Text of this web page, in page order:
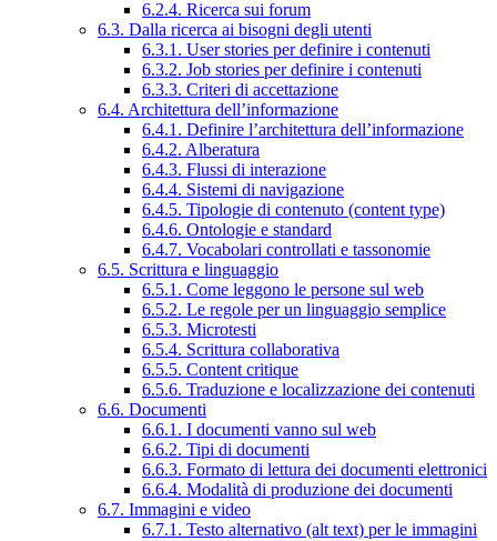
6.2.4. Ricerca sui forum
6.3. Dalla ricerca ai bisogni degli utenti
6.3.1. User stories per definire i contenuti
6.3.2. Job stories per definire i contenuti
6.3.3. Criteri di accettazione
6.4. Architettura dell’informazione
6.4.1. Definire l’architettura dell’informazione
6.4.2. Alberatura
6.4.3. Flussi di interazione
6.4.4. Sistemi di navigazione
6.4.5. Tipologie di contenuto (content type)
6.4.6. Ontologie e standard
6.4.7. Vocabolari controllati e tassonomie
6.5. Scrittura e linguaggio
6.5.1. Come leggono le persone sul web
6.5.2. Le regole per un linguaggio semplice
6.5.3. Microtesti
6.5.4. Scrittura collaborativa
6.5.5. Content critique
6.5.6. Traduzione e localizzazione dei contenuti
6.6. Documenti
6.6.1. I documenti vanno sul web
6.6.2. Tipi di documenti
6.6.3. Formato di lettura dei documenti elettronici
6.6.4. Modalità di produzione dei documenti
6.7. Immagini e video
6.7.1. Testo alternativo (alt text) per le immagini